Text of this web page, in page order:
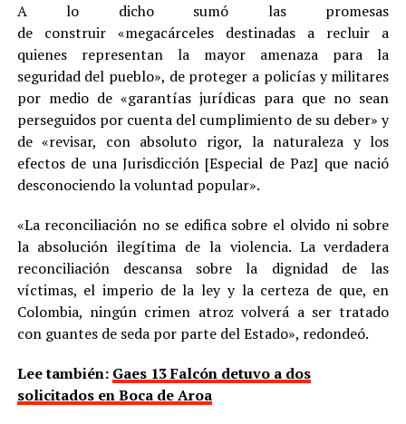
A lo dicho sumó las promesas
de construir «megacárceles destinadas a recluir a
quienes representan la mayor amenaza para la
seguridad del pueblo», de proteger a policías y militares
por medio de «garantías jurídicas para que no sean
perseguidos por cuenta del cumplimiento de su deber» y
de «revisar, con absoluto rigor, la naturaleza y los
efectos de una Jurisdicción [Especial de Paz] que nació
desconociendo la voluntad popular».
«La reconciliación no se edifica sobre el olvido ni sobre
la absolución ilegítima de la violencia. La verdadera
reconciliación descansa sobre la dignidad de las
víctimas, el imperio de la ley y la certeza de que, en
Colombia, ningún crimen atroz volverá a ser tratado
con guantes de seda por parte del Estado», redondeó.
Lee también: Gaes 13 Falcón detuvo a dos
solicitados en Boca de Aroa